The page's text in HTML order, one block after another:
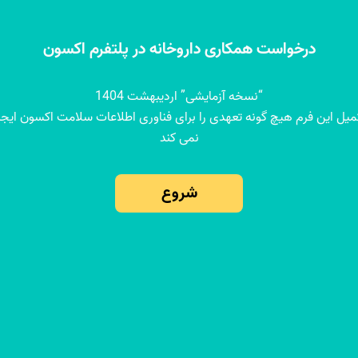
درخواست همکاری داروخانه در پلتفرم اکسون
“نسخه آزمایشی” اردیبهشت 1404
این فرم هیچ گونه تعهدی را برای فناوری اطلاعات سلامت اکسون
نمی کند
شروع